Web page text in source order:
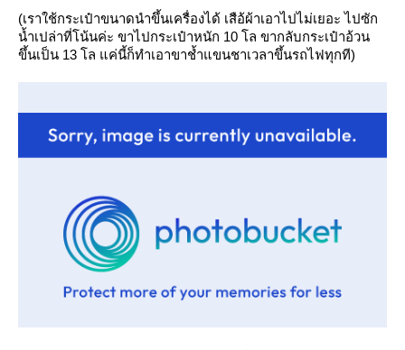
(เราใช้กระเป๋าขนาดนำขึ้นเครื่องได้ เสือ้ผ้าเอาไปไม่เยอะ ไปซัก
น้ำเปล่าที่โน้นค่ะ ขาไปกระเป๋าหนัก 10 โล ขากลับกระเป๋าอ้วน
ขึ้นเป็น 13 โล แค่นี้ก็ทำเอาขาช้ำแขนชาเวลาขึ้นรถไฟทุกที)